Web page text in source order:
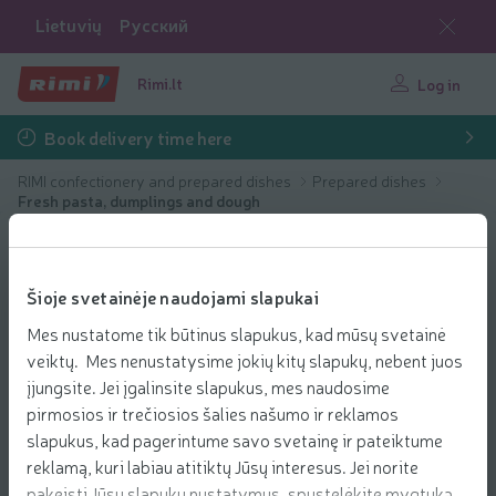
Šioje svetainėje naudojami slapukai
Mes nustatome tik būtinus slapukus, kad mūsų svetainė
veiktų. Mes nenustatysime jokių kitų slapukų, nebent juos
įjungsite. Jei įgalinsite slapukus, mes naudosime
pirmosios ir trečiosios šalies našumo ir reklamos
slapukus, kad pagerintume savo svetainę ir pateiktume
reklamą, kuri labiau atitiktų Jūsų interesus. Jei norite
Lietuvių Русский
Rimi.lt Log in
Book delivery time here
RIMI confectionery and prepared dishes
Prepared dishes
Fresh pasta, dumplings and dough